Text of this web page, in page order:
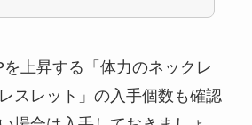
上昇する「体力のネックレ
スレット」の入手個数も確認